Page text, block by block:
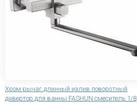
Хром рычаг длинный излив поворотный
дивертор для ванны FASHUN смеситель 1/8